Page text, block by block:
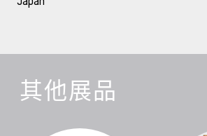
其他展品